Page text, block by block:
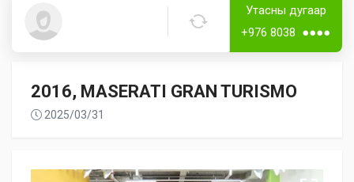
Утасны дугаар
+976 8038 ●●●●
2016, MASERATI GRAN TURISMO
2025/03/31